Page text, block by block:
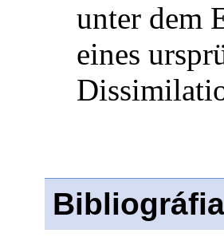
unter dem
eines
Bibliográfia